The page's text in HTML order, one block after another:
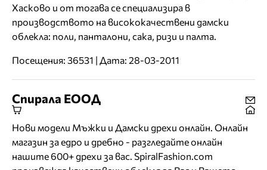
Хасково и от тогава се специализира в
производството на висококачествени дамски
облекла: поли, панталони, сака, ризи и палта.
Посещения: 36531 | Дата: 28-03-2011
Спирала ЕООД
Нови модели Мъжки и Дамски дрехи онлайн. Онлайн
магазин за едро и дребно - разгледайте онлайн
нашите 600+ дрехи за вас. SpiralFashion.com